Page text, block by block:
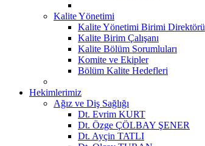
Kalite Yönetimi
Kalite Yönetimi Birimi Direktörü
Kalite Birim Çalışanı
Kalite Bölüm Sorumluları
Komite ve Ekipler
Bölüm Kalite Hedefleri
Hekimlerimiz
Ağız ve Diş Sağlığı
Dt. Evrim KURT
Dt. Özge ÇÖLBAY ŞENER
Dt. Ayçin TATLI